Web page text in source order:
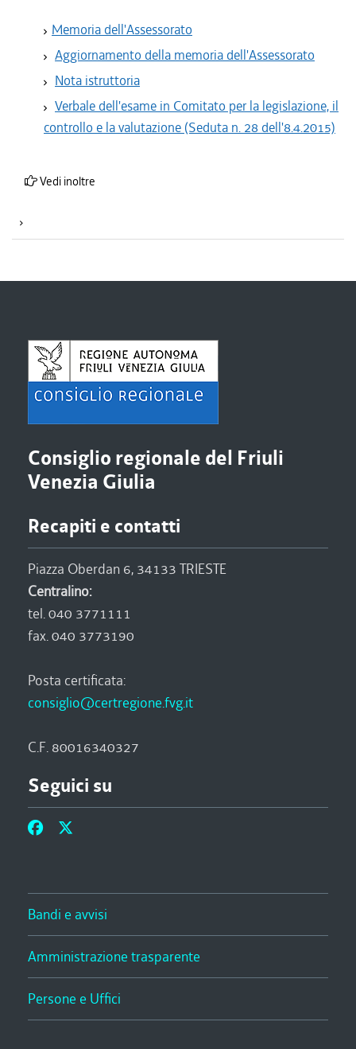
​Memoria dell'Assessorato
Aggiornamento della memoria dell'Assessorato
Nota istruttoria
Verbale dell'esame in Comitato per la legislazione, il
controllo e la valutazione (Seduta n. 28 dell'8.4.2015)
Vedi inoltre
Consiglio regionale del Friuli
Venezia Giulia
Recapiti e contatti
Piazza Oberdan 6, 34133 TRIESTE
Centralino:
tel. 040 3771111
fax. 040 3773190
Posta certificata:
consiglio@certregione.fvg.it
C.F. 80016340327
Seguici su
Bandi e avvisi
Amministrazione trasparente
Persone e Uffici